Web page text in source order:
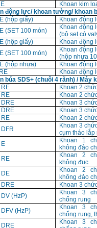
Khoan kim
động lực/ khoan tường/ khoan
(hộp giấy)
Khoan động
(SET 100 món)
Khoan động
(bộ set có
(hộp giấy)
Khoan động
(SET 100 món)
Khoan động
(hộp nhựa
(hộp nhựa)
Khoan động
Khoan động
búa SDS+ (chuôi 4 rãnh) /
RE
Khoan 2
RE
Khoan 2
Khoan 3
Khoan 3
RE
Khoan 2
Khoan 3
cụm tháo lắp
Khoan 1
không đảo
RE
Khoan 2
không đục
DE
Khoan 2
không đảo
Khoan 3
(HzP)
Khoan 3
chống rung
(HzP)
Khoan 3
chống rung,
Khoan 3